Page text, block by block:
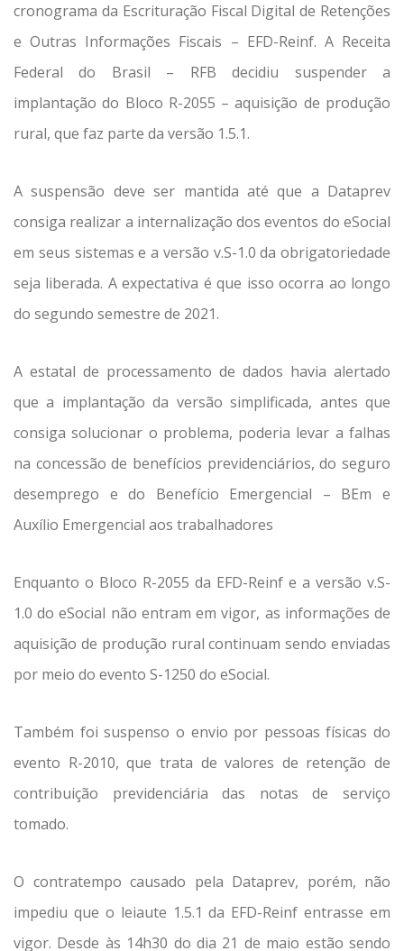
cronograma da Escrituração Fiscal Digital de Retenções
e Outras Informações Fiscais – EFD-Reinf. A Receita
Federal do Brasil – RFB decidiu suspender a
implantação do Bloco R-2055 – aquisição de produção
rural, que faz parte da versão 1.5.1.
A suspensão deve ser mantida até que a Dataprev
consiga realizar a internalização dos eventos do eSocial
em seus sistemas e a versão v.S-1.0 da obrigatoriedade
seja liberada. A expectativa é que isso ocorra ao longo
do segundo semestre de 2021.
A estatal de processamento de dados havia alertado
que a implantação da versão simplificada, antes que
consiga solucionar o problema, poderia levar a falhas
na concessão de benefícios previdenciários, do seguro
desemprego e do Benefício Emergencial – BEm e
Auxílio Emergencial aos trabalhadores
Enquanto o Bloco R-2055 da EFD-Reinf e a versão v.S-
1.0 do eSocial não entram em vigor, as informações de
aquisição de produção rural continuam sendo enviadas
por meio do evento S-1250 do eSocial.
Também foi suspenso o envio por pessoas físicas do
evento R-2010, que trata de valores de retenção de
contribuição previdenciária das notas de serviço
tomado.
O contratempo causado pela Dataprev, porém, não
impediu que o leiaute 1.5.1 da EFD-Reinf entrasse em
vigor. Desde às 14h30 do dia 21 de maio estão sendo